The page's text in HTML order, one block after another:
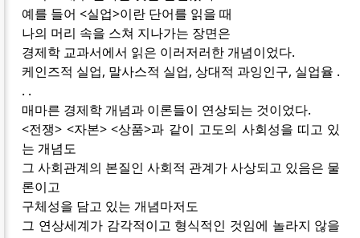
예를 들어 <실업>이란 단어를 읽을 때
나의 머리 속을 스쳐 지나가는 장면은
경제학 교과서에서 읽은 이러저러한 개념이었다.
케인즈적 실업, 말사스적 실업, 상대적 과잉인구, 실업율 .
. .
매마른 경제학 개념과 이론들이 연상되는 것이었다.
<전쟁> <자본> <상품>과 같이 고도의 사회성을 띠고 있
는 개념도
그 사회관계의 본질인 사회적 관계가 사상되고 있음은 물
론이고
구체성을 담고 있는 개념마저도
그 연상세계가 감각적이고 형식적인 것임에 놀라지 않을